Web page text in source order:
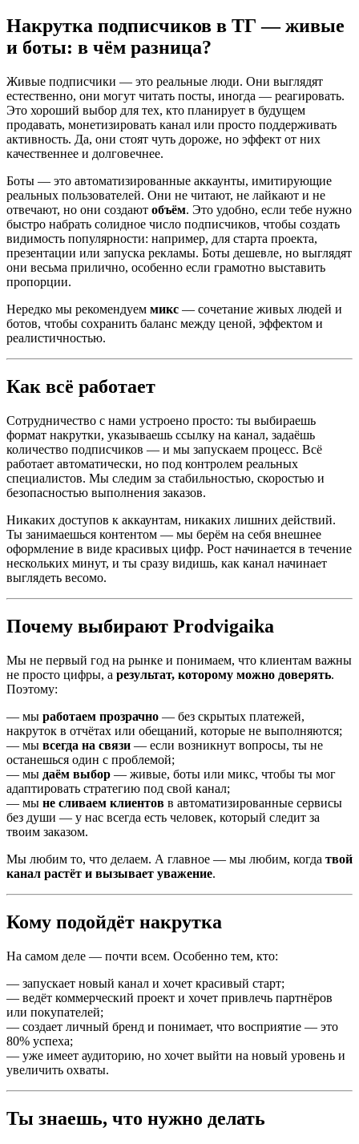
Накрутка подписчиков в ТГ — живые
и боты: в чём разница?
Живые подписчики — это реальные люди. Они выглядят
естественно, они могут читать посты, иногда — реагировать.
Это хороший выбор для тех, кто планирует в будущем
продавать, монетизировать канал или просто поддерживать
активность. Да, они стоят чуть дороже, но эффект от них
качественнее и долговечнее.
Боты — это автоматизированные аккаунты, имитирующие
реальных пользователей. Они не читают, не лайкают и не
отвечают, но они создают объём. Это удобно, если тебе нужно
быстро набрать солидное число подписчиков, чтобы создать
видимость популярности: например, для старта проекта,
презентации или запуска рекламы. Боты дешевле, но выглядят
они весьма прилично, особенно если грамотно выставить
пропорции.
Нередко мы рекомендуем микс — сочетание живых людей и
ботов, чтобы сохранить баланс между ценой, эффектом и
реалистичностью.
Как всё работает
Сотрудничество с нами устроено просто: ты выбираешь
формат накрутки, указываешь ссылку на канал, задаёшь
количество подписчиков — и мы запускаем процесс. Всё
работает автоматически, но под контролем реальных
специалистов. Мы следим за стабильностью, скоростью и
безопасностью выполнения заказов.
Никаких доступов к аккаунтам, никаких лишних действий.
Ты занимаешься контентом — мы берём на себя внешнее
оформление в виде красивых цифр. Рост начинается в течение
нескольких минут, и ты сразу видишь, как канал начинает
выглядеть весомо.
Почему выбирают Prodvigaika
Мы не первый год на рынке и понимаем, что клиентам важны
не просто цифры, а результат, которому можно доверять.
Поэтому:
— мы работаем прозрачно — без скрытых платежей,
накруток в отчётах или обещаний, которые не выполняются;
— мы всегда на связи — если возникнут вопросы, ты не
останешься один с проблемой;
— мы даём выбор — живые, боты или микс, чтобы ты мог
адаптировать стратегию под свой канал;
— мы не сливаем клиентов в автоматизированные сервисы
без души — у нас всегда есть человек, который следит за
твоим заказом.
Мы любим то, что делаем. А главное — мы любим, когда твой
канал растёт и вызывает уважение.
Кому подойдёт накрутка
На самом деле — почти всем. Особенно тем, кто:
— запускает новый канал и хочет красивый старт;
— ведёт коммерческий проект и хочет привлечь партнёров
или покупателей;
— создает личный бренд и понимает, что восприятие — это
80% успеха;
— уже имеет аудиторию, но хочет выйти на новый уровень и
увеличить охваты.
Ты знаешь, что нужно делать